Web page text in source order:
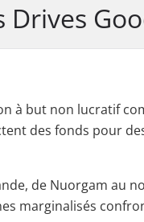
Drives
à but non lucratif
des fonds pour
de Nuorgam au
marginalisés